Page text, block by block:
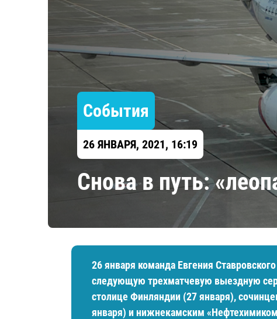
Локомотив
ЦСКА
Шанхайские Драконы
События
26 ЯНВАРЯ, 2021, 16:19
Снова в путь:
26 января команда Евгения
следующую трехматчевую выездную
столице Финляндии (27 января),
января) и нижнекамским